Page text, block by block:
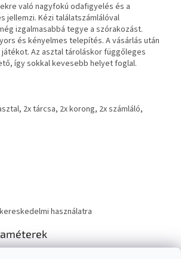
való nagyfokú odafigyelés és a
jellemzi. Kézi találatszámlálóval
izgalmasabbá tegye a szórakozást.
és kényelmes telepítés. A vásárlás után
játékot. Az asztal tároláskor függőleges
így sokkal kevesebb helyet foglal.
2x tárcsa, 2x korong, 2x számláló,
használatra